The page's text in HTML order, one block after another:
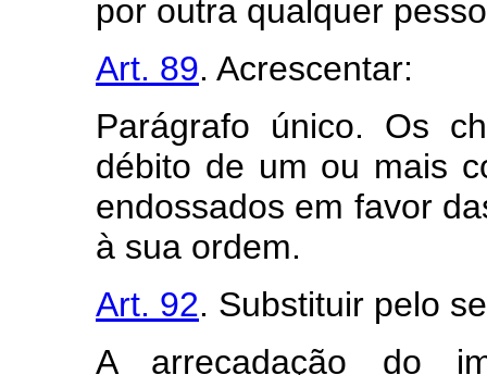
por outra qualquer
Art. 89. Acrescentar:
Parágrafo único. Os
débito de um ou mais
endossados em favor
à sua ordem.
Art. 92. Substituir pelo
A arrecadação do